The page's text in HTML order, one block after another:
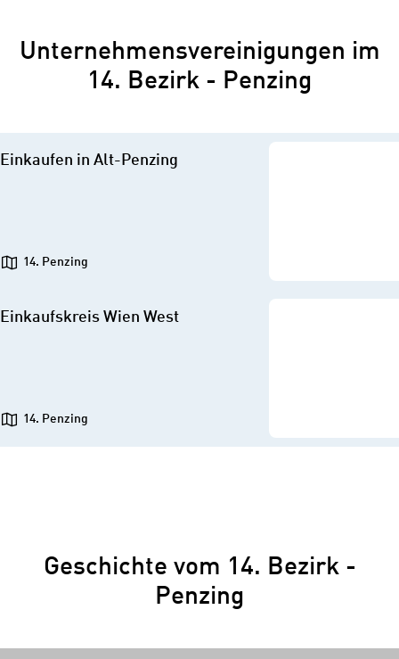
Unternehmensvereinigungen im
14. Bezirk - Penzing
Einkaufen in Alt-Penzing
14. Penzing
Einkaufskreis Wien West
14. Penzing
Geschichte vom 14. Bezirk -
Penzing